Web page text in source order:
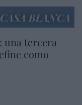
BLANCA
una tercera
como